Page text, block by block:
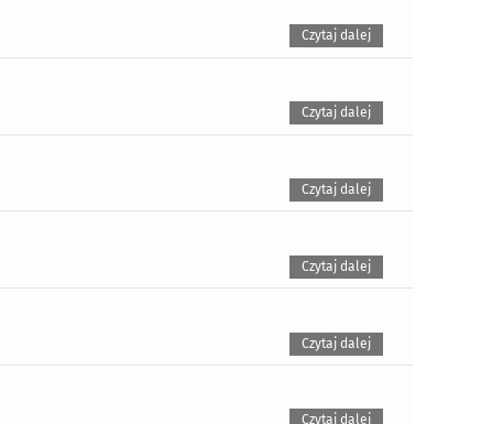
Czytaj dalej
Czytaj dalej
Czytaj dalej
Czytaj dalej
Czytaj dalej
Czytaj dalej